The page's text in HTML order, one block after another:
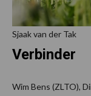
Sjaak van der Tak
Verbinder
Wim Bens (ZLTO),